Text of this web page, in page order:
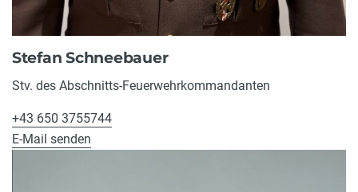
Stefan Schneebauer
Stv. des Abschnitts-Feuerwehrkommandanten
+43 650 3755744
E-Mail senden